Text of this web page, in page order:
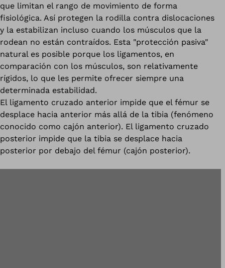
que limitan el rango de movimiento de forma
fisiológica. Así protegen la rodilla contra dislocaciones
y la estabilizan incluso cuando los músculos que la
rodean no están contraídos. Esta "protección pasiva"
natural es posible porque los ligamentos, en
comparación con los músculos, son relativamente
rígidos, lo que les permite ofrecer siempre una
determinada estabilidad.
El ligamento cruzado anterior impide que el fémur se
desplace hacia anterior más allá de la tibia (fenómeno
conocido como cajón anterior). El ligamento cruzado
posterior impide que la tibia se desplace hacia
posterior por debajo del fémur (cajón posterior).